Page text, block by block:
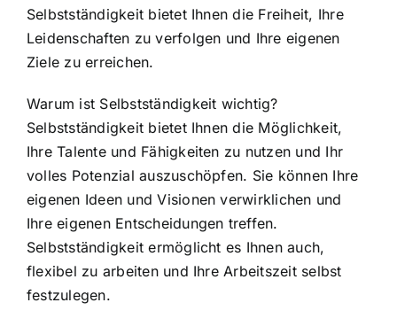
Selbstständigkeit bietet Ihnen die Freiheit, Ihre
Leidenschaften zu verfolgen und Ihre eigenen
Ziele zu erreichen.
Warum ist Selbstständigkeit wichtig?
Selbstständigkeit bietet Ihnen die Möglichkeit,
Ihre Talente und Fähigkeiten zu nutzen und Ihr
volles Potenzial auszuschöpfen. Sie können Ihre
eigenen Ideen und Visionen verwirklichen und
Ihre eigenen Entscheidungen treffen.
Selbstständigkeit ermöglicht es Ihnen auch,
flexibel zu arbeiten und Ihre Arbeitszeit selbst
festzulegen.